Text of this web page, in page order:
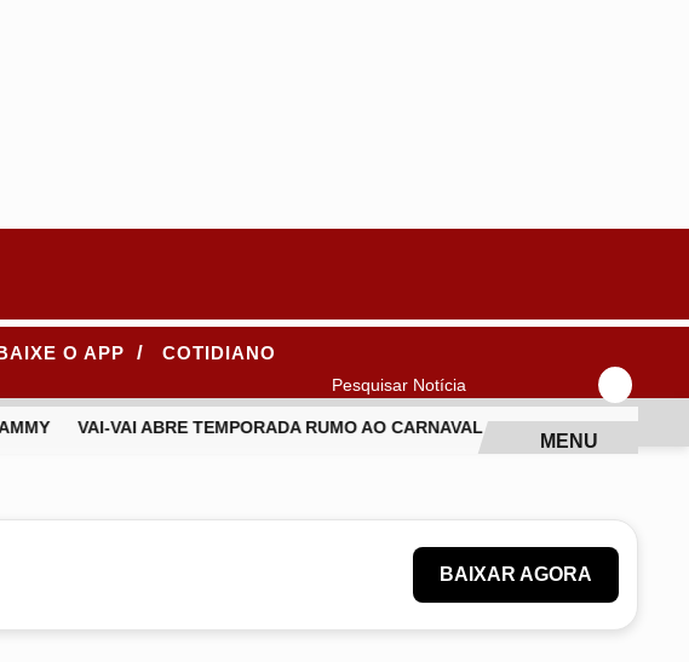
Pesquisar Notícia
O APP / COTIDIANO
VAI-VAI ABRE TEMPORADA RUMO AO CARNAVAL 2027 COM GRANDE
MENU
BAIXAR AGORA